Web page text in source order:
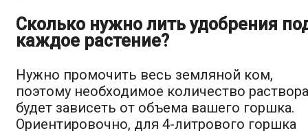
Сколько нужно лить удобрения
каждое растение?
Нужно промочить весь земляной ком,
поэтому необходимое количество раствора
будет зависеть от объема вашего горшка.
Ориентировочно, для 4-литрового горшка